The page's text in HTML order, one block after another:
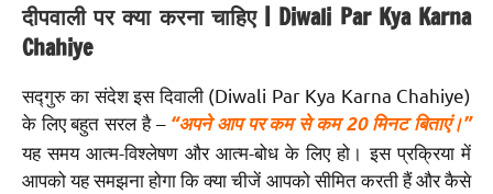
दीपवाली पर क्या करना चाहिए | Diwali Par Kya Karna
Chahiye
सद्गुरु का संदेश इस दिवाली (Diwali Par Kya Karna Chahiye)
के लिए बहुत सरल है – “अपने आप पर कम से कम 20 मिनट बिताएं।”
यह समय आत्म-विश्लेषण और आत्म-बोध के लिए हो। इस प्रक्रिया में
आपको यह समझना होगा कि क्या चीजें आपको सीमित करती हैं और कैसे